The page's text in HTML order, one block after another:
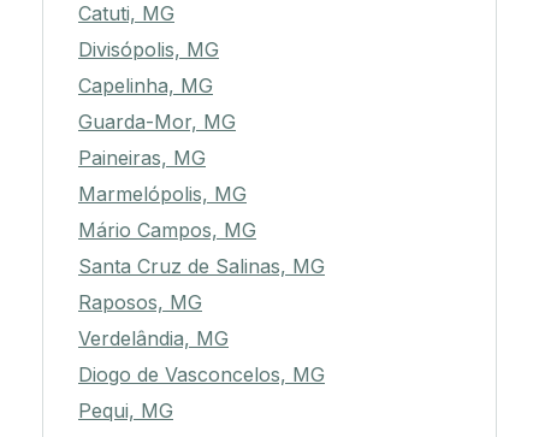
Catuti, MG
Divisópolis, MG
Capelinha, MG
Guarda-Mor, MG
Paineiras, MG
Marmelópolis, MG
Mário Campos, MG
Santa Cruz de Salinas, MG
Raposos, MG
Verdelândia, MG
Diogo de Vasconcelos, MG
Pequi, MG